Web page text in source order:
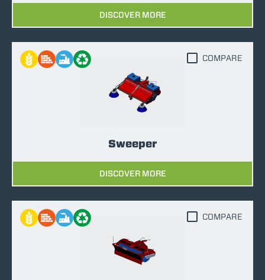
DISCOVER MORE
Sweeper
DISCOVER MORE
COMPARE
COMPARE